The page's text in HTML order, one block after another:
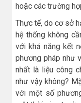
hoặc các trường
Thực tế, do cơ sở
hệ thống không
với khả năng kết
phương pháp như
nhất là liệu công
như vậy không?
với một số